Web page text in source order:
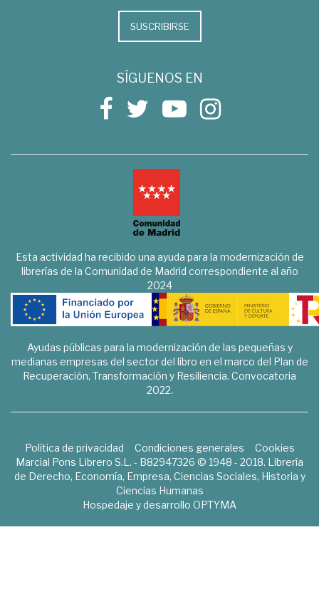
SUSCRIBIRSE
SÍGUENOS EN
Esta actividad ha recibido una ayuda para la modernización de
librerías de la Comunidad de Madrid correspondiente al año
2024
Ayudas públicas para la modernización de las pequeñas y
medianas empresas del sector del libro en el marco del Plan de
Recuperación, Transformación y Resiliencia. Convocatoria
2022.
Política de privacidad Condiciones generales
Cookies
Marcial Pons Librero S.L. - B82947326 © 1948 - 2018. Librería
de Derecho, Economía, Empresa, Ciencias Sociales, Historia y
Ciencias Humanas
Hospedaje y desarrollo OPTYMA